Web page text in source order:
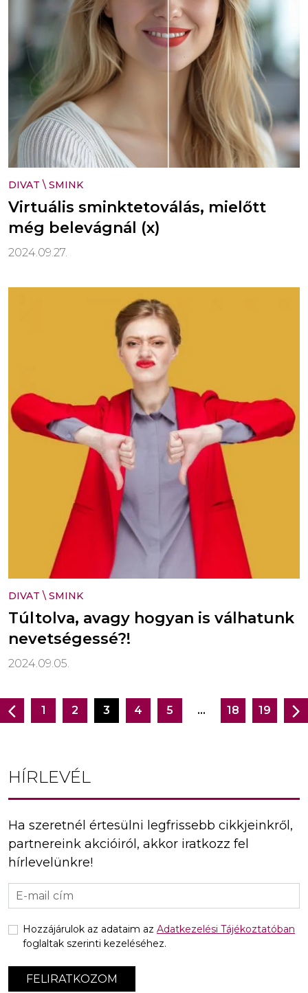
DIVAT \ SMINK
Virtuális sminktetoválás, mielőtt
még belevágnál (x)
2024.09.27.
DIVAT \ SMINK
Túltolva, avagy hogyan is válhatunk
nevetségessé?!
2024.09.05.
Bejegyzés
1 2 3 4 5 … 18 19
HÍRLEVÉL
Ha szeretnél értesülni legfrissebb cikkjeinkről,
partnereink akcióiról, akkor iratkozz fel
hírlevelünkre!
FELIRATKOZOM
Hozzájárulok az adataim az Adatkezelési Tájékoztatóban
foglaltak szerinti kezeléséhez.